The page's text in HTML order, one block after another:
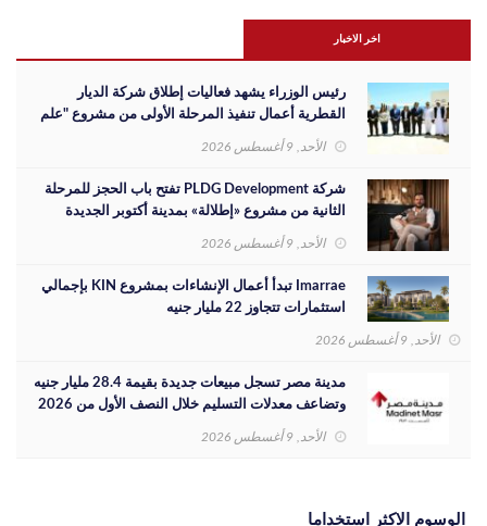
اخر الاخبار
رئيس الوزراء يشهد فعاليات إطلاق شركة الديار
القطرية أعمال تنفيذ المرحلة الأولى من مشروع "علم
الروم" بشراكة مصرية
الأحد, 9 أغسطس 2026
شركة PLDG Development تفتح باب الحجز للمرحلة
الثانية من مشروع «إطلالة» بمدينة أكتوبر الجديدة
الأحد, 9 أغسطس 2026
Imarrae تبدأ أعمال الإنشاءات بمشروع KIN بإجمالي
استثمارات تتجاوز 22 مليار جنيه
الأحد, 9 أغسطس 2026
مدينة مصر تسجل مبيعات جديدة بقيمة 28.4 مليار جنيه
وتضاعف معدلات التسليم خلال النصف الأول من 2026
الأحد, 9 أغسطس 2026
الوسوم الاكثر استخداما